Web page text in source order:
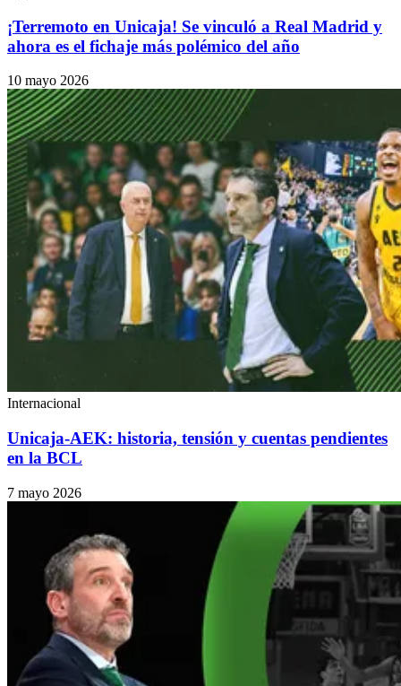
¡Terremoto en Unicaja! Se vinculó a Real Madrid y
ahora es el fichaje más polémico del año
10 mayo 2026
Internacional
Unicaja-AEK: historia, tensión y cuentas pendientes
en la BCL
7 mayo 2026